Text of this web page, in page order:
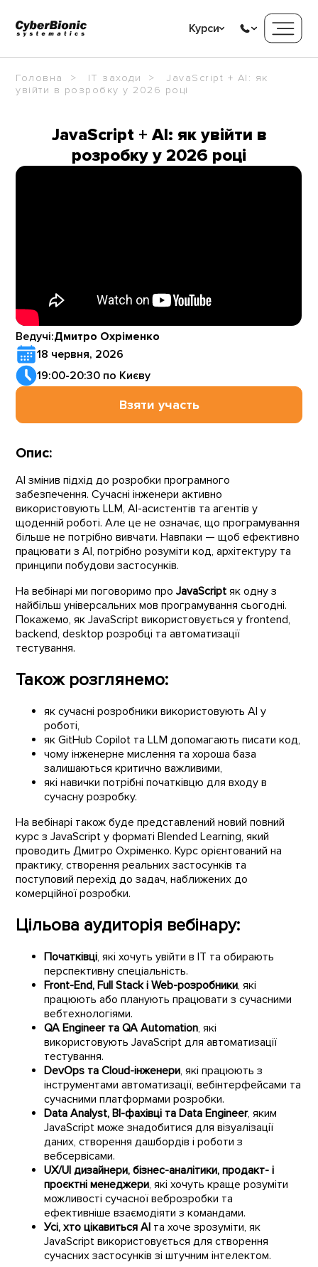
Курси
Головна IT заходи
JavaScript + AI: як
увійти в розробку у 2026 році
JavaScript + AI: як увійти в
розробку у 2026 році
18 червня, 2026
19:00-20:30 по Києву
Ведучі:Дмитро Охріменко
Взяти участь
Опис:
AI змінив підхід до розробки програмного
забезпечення. Сучасні інженери активно
використовують LLM, AI-асистентів та агентів у
щоденній роботі. Але це не означає, що програмування
більше не потрібно вивчати. Навпаки — щоб ефективно
працювати з AI, потрібно розуміти код, архітектуру та
принципи побудови застосунків.
На вебінарі ми поговоримо проJavaScriptяк одну з
найбільш універсальних мов програмування сьогодні.
Покажемо, як JavaScript використовується у frontend,
backend, desktop розробці та автоматизації
тестування.
Також розглянемо:
як сучасні розробники використовують AI у
роботі,
як GitHub Copilot та LLM допомагають писати код,
чому інженерне мислення та хороша база
залишаються критично важливими,
які навички потрібні початківцю для входу в
сучасну розробку.
На вебінарі також буде представлений новий повний
курс з JavaScript у форматі Blended Learning, який
проводить Дмитро Охріменко. Курс орієнтований на
практику, створення реальних застосунків та
поступовий перехід до задач, наближених до
комерційної розробки.
Цільова аудиторія вебінару:
Початківці, які хочуть увійти в IT та обирають
перспективну спеціальність.
Front-End, Full Stack і Web-розробники, які
працюють або планують працювати з сучасними
вебтехнологіями.
QA Engineer та QA Automation, які
використовують JavaScript для автоматизації
тестування.
DevOps та Cloud-інженери, які працюють з
інструментами автоматизації, вебінтерфейсами та
сучасними платформами розробки.
Data Analyst, BI-фахівці та Data Engineer, яким
JavaScript може знадобитися для візуалізації
даних, створення дашбордів і роботи з
вебсервісами.
UX/UI дизайнери, бізнес-аналітики, продакт- і
проєктні менеджери, які хочуть краще розуміти
можливості сучасної веброзробки та
ефективніше взаємодіяти з командами.
Усі, хто цікавиться AI та хоче зрозуміти, як
JavaScript використовується для створення
сучасних застосунків зі штучним інтелектом.